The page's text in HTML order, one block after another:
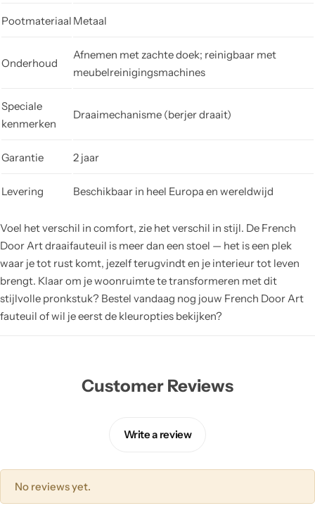
Pootmateriaal Metaal
Onderhoud
Afnemen met zachte doek; reinigbaar met
meubelreinigingsmachines
Speciale
kenmerken
Draaimechanisme (berjer draait)
Garantie 2 jaar
Levering Beschikbaar in heel Europa en wereldwijd
Voel het verschil in comfort, zie het verschil in stijl. De French
Door Art draaifauteuil is meer dan een stoel — het is een plek
waar je tot rust komt, jezelf terugvindt en je interieur tot leven
brengt. Klaar om je woonruimte te transformeren met dit
stijlvolle pronkstuk? Bestel vandaag nog jouw French Door Art
fauteuil of wil je eerst de kleuropties bekijken?
Customer Reviews
Write a review
No reviews yet.